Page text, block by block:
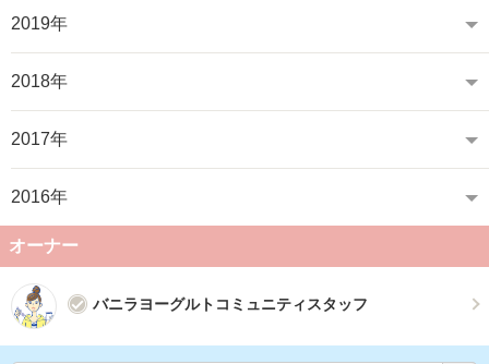
2019年
2018年
2017年
2016年
オーナー
バニラヨーグルトコミュニティスタッフ